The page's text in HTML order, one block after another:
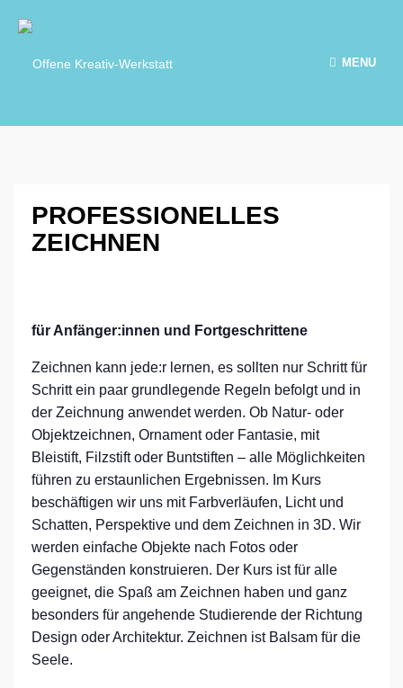
MENU
PROFESSIONELLES
ZEICHNEN
für Anfänger:innen und Fortgeschrittene
Zeichnen kann jede:r lernen, es sollten nur Schritt für
Schritt ein paar grundlegende Regeln befolgt und in
der Zeichnung anwendet werden. Ob Natur- oder
Objektzeichnen, Ornament oder Fantasie, mit
Bleistift, Filzstift oder Buntstiften – alle Möglichkeiten
führen zu erstaunlichen Ergebnissen. Im Kurs
beschäftigen wir uns mit Farbverläufen, Licht und
Schatten, Perspektive und dem Zeichnen in 3D. Wir
werden einfache Objekte nach Fotos oder
Gegenständen konstruieren. Der Kurs ist für alle
geeignet, die Spaß am Zeichnen haben und ganz
besonders für angehende Studierende der Richtung
Design oder Architektur. Zeichnen ist Balsam für die
Seele.